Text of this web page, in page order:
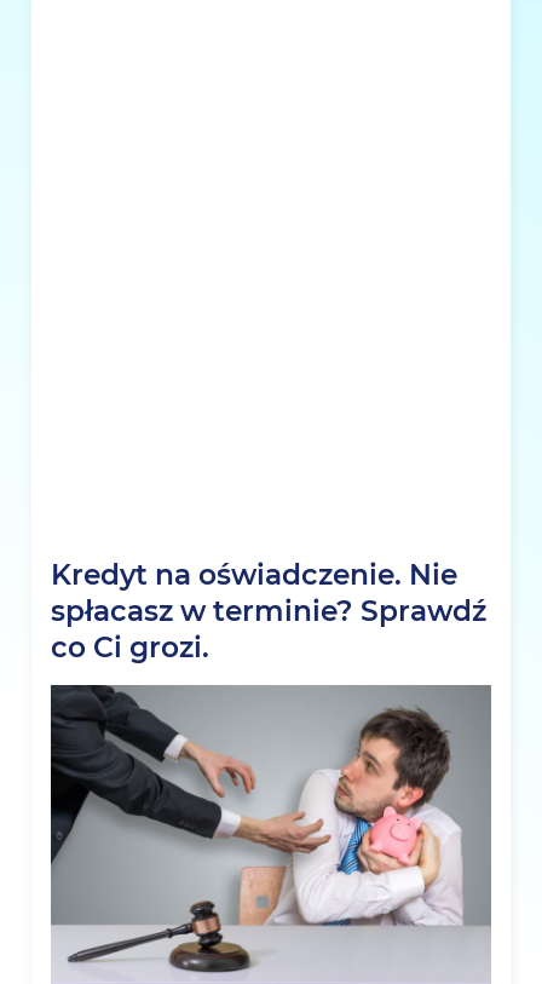
Kredyt na oświadczenie. Nie
spłacasz w terminie? Sprawdź
co Ci grozi.